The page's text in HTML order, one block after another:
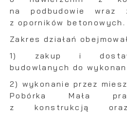
na podbudowie wraz
z oporników betonowych.
Zakres działań
1) zakup i
budowlanych do
2) wykonanie przez
Pobórka Mała
z konstrukcją oraz